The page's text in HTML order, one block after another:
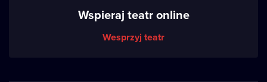
Wspieraj teatr online
Wesprzyj teatr